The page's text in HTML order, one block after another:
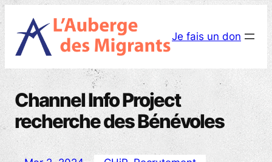
contenu
Je fais un don
Channel Info Project
recherche des Bénévoles